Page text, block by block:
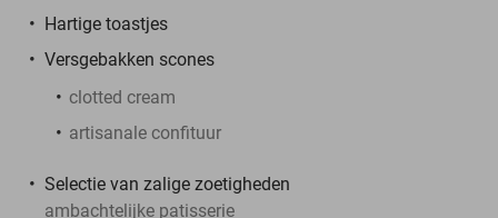
Hartige toastjes
Versgebakken scones
clotted cream
artisanale confituur
Selectie van zalige zoetigheden
ambachtelijke patisserie